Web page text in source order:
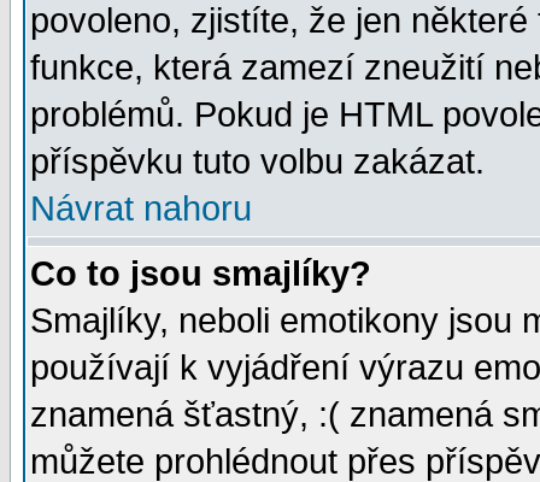
povoleno, zjistíte, že jen
funkce, která zamezí zneužití
problémů. Pokud je HTML
příspěvku tuto volbu zakázat.
Návrat nahoru
Co to jsou smajlíky?
Smajlíky, neboli emotikony jsou
používají k vyjádření výrazu
znamená šťastný, :( znamená
můžete prohlédnout přes